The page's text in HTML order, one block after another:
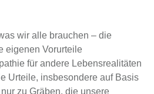
wir alle brauchen – die
eigenen Vorurteile
für andere Lebensrealitäten
Urteile, insbesondere auf Basis
zu Gräben, die unsere